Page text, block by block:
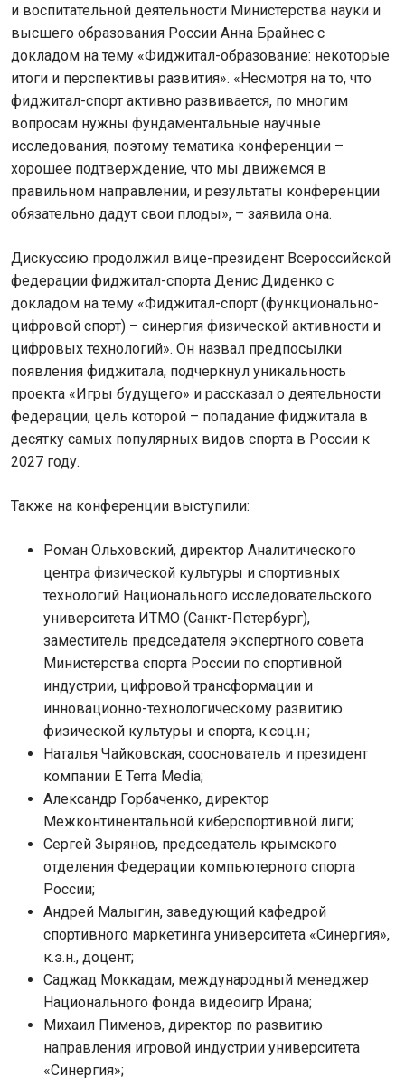
и воспитательной деятельности Министерства науки и
высшего образования России Анна Брайнес с
докладом на тему «Фиджитал-образование: некоторые
итоги и перспективы развития». «Несмотря на то, что
фиджитал-спорт активно развивается, по многим
вопросам нужны фундаментальные научные
исследования, поэтому тематика конференции –
хорошее подтверждение, что мы движемся в
правильном направлении, и результаты конференции
обязательно дадут свои плоды», – заявила она.
Дискуссию продолжил вице-президент Всероссийской
федерации фиджитал-спорта Денис Диденко с
докладом на тему «Фиджитал-спорт (функционально-
цифровой спорт) – синергия физической активности и
цифровых технологий». Он назвал предпосылки
появления фиджитала, подчеркнул уникальность
проекта «Игры будущего» и рассказал о деятельности
федерации, цель которой – попадание фиджитала в
десятку самых популярных видов спорта в России к
2027 году.
Также на конференции выступили:
Роман Ольховский, директор Аналитического
центра физической культуры и спортивных
технологий Национального исследовательского
университета ИТМО (Санкт-Петербург),
заместитель председателя экспертного совета
Министерства спорта России по спортивной
индустрии, цифровой трансформации и
инновационно-технологическому развитию
физической культуры и спорта, к.соц.н.;
Наталья Чайковская, сооснователь и президент
компании E Terra Media;
Александр Горбаченко, директор
Межконтинентальной киберспортивной лиги;
Сергей Зырянов, председатель крымского
отделения Федерации компьютерного спорта
России;
Андрей Малыгин, заведующий кафедрой
спортивного маркетинга университета «Синергия»,
к.э.н., доцент;
Саджад Моккадам, международный менеджер
Национального фонда видеоигр Ирана;
Михаил Пименов, директор по развитию
направления игровой индустрии университета
«Синергия»;